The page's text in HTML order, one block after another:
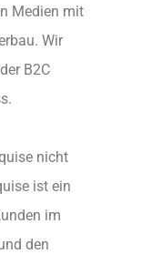
Medien mit
Wir
B2C
nicht
ist ein
im
den